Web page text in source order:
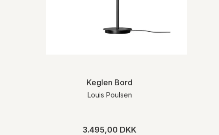
Keglen Bord
Louis Poulsen
3.495,00 DKK